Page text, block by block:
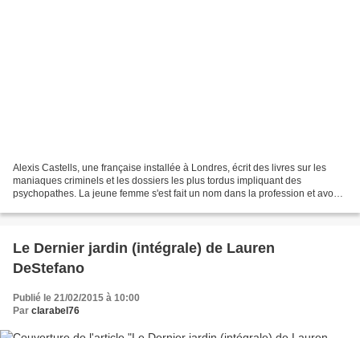
Alexis Castells, une française installée à Londres, écrit des livres sur les
maniaques criminels et les dossiers les plus tordus impliquant des
psychopathes. La jeune femme s'est fait un nom dans la profession et avoue
Le Dernier jardin (intégrale) de Lauren
DeStefano
Publié le 21/02/2015 à 10:00
Par clarabel76